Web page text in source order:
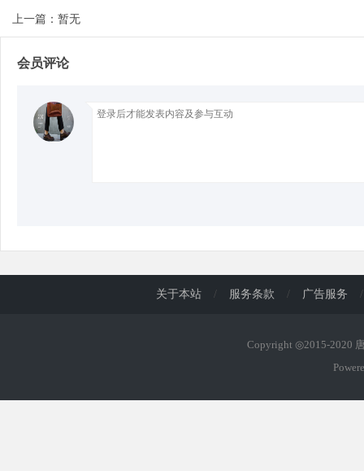
d
上一篇：暂无
会员评论
关于本站 / 服务条款 / 广告服务 /
Copyright ◎2015-2020